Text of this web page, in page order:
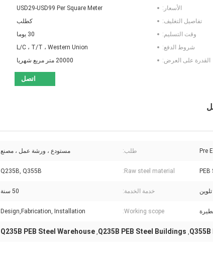
الأسعار:
USD29-USD99 Per Square Meter
تفاصيل التغليف:
كطلب
وقت التسليم:
30 يوما
شروط الدفع:
L/C ، T/T ، Western Union
القدرة على العرض:
20000 متر مربع شهريا
اتصل
Pre طلب: مستودع ، ورشة عمل ، مصنع
Raw steel material:
Q235B, Q355B
تلوين خدمة الخدمة: 50 سنة
Working scope:
Design,Fabrication, Installation
,
Q235B PEB Steel Buildings
,
Q235B PEB Steel Warehouse